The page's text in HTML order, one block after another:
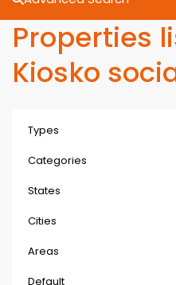
Properties
Kiosko
Types
Categories
States
Cities
Areas
Default